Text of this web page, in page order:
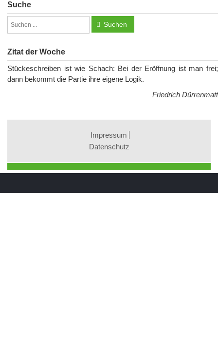
Suche
Suchen
Zitat der Woche
Stückeschreiben ist wie Schach: Bei der Eröffnung ist man frei;
dann bekommt die Partie ihre eigene Logik.
Friedrich Dürrenmatt
Impressum
Datenschutz